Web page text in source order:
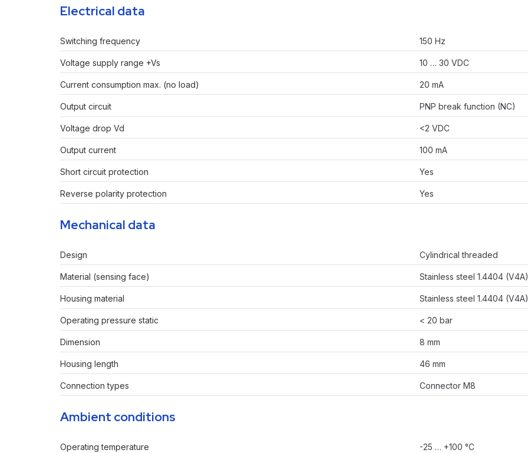
Electrical data
Switching frequency 150 Hz
Voltage supply range +Vs 10 … 30 VDC
Current consumption max. (no load) 20 mA
Output circuit PNP break function (NC)
Voltage drop Vd <2 VDC
Output current 100 mA
Short circuit protection Yes
Reverse polarity protection Yes
Mechanical data
Design Cylindrical threaded
Material (sensing face) Stainless steel 1.4404 (V4A)
Housing material Stainless steel 1.4404 (V4A)
Operating pressure static < 20 bar
Dimension 8 mm
Housing length 46 mm
Connection types Connector M8
Ambient conditions
Operating temperature -25 … +100 °C